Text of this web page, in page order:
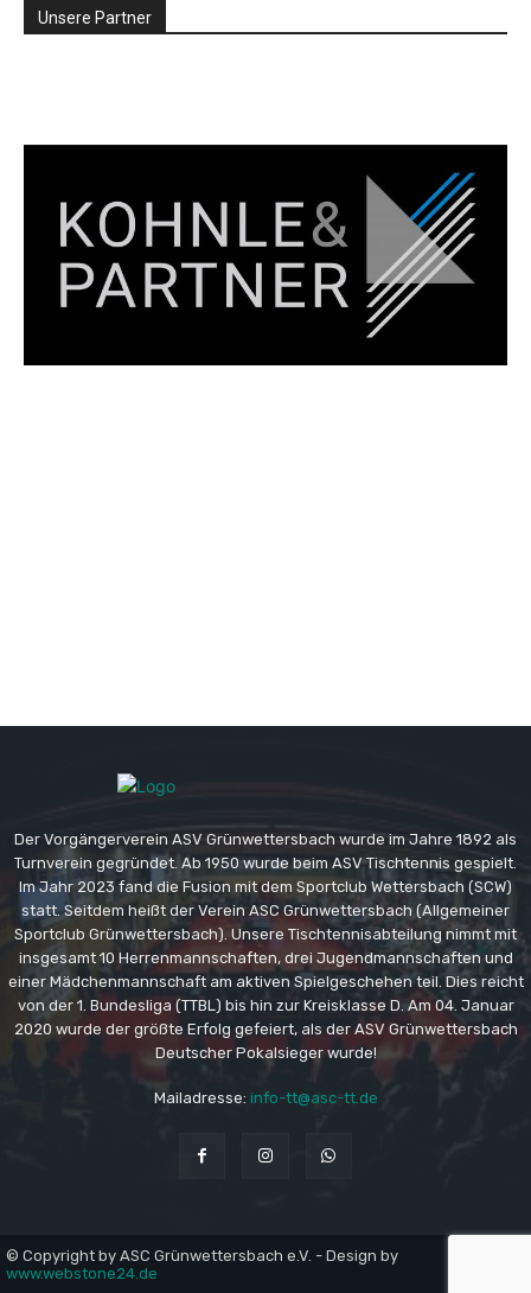
Unsere Partner
Der Vorgängerverein ASV Grünwettersbach wurde im Jahre 1892 als
Turnverein gegründet. Ab 1950 wurde beim ASV Tischtennis gespielt.
Im Jahr 2023 fand die Fusion mit dem Sportclub Wettersbach (SCW)
statt. Seitdem heißt der Verein ASC Grünwettersbach (Allgemeiner
Sportclub Grünwettersbach). Unsere Tischtennisabteilung nimmt mit
insgesamt 10 Herrenmannschaften, drei Jugendmannschaften und
einer Mädchenmannschaft am aktiven Spielgeschehen teil. Dies reicht
von der 1. Bundesliga (TTBL) bis hin zur Kreisklasse D. Am 04. Januar
2020 wurde der größte Erfolg gefeiert, als der ASV Grünwettersbach
Deutscher Pokalsieger wurde!
Mailadresse: info-tt@asc-tt.de
© Copyright by ASC Grünwettersbach e.V. - Design by
www.webstone24.de